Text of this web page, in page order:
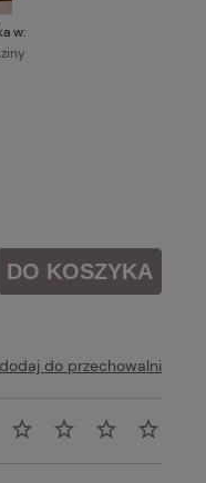
w:
płatności
DO KOSZYKA
dodaj do przechowalni